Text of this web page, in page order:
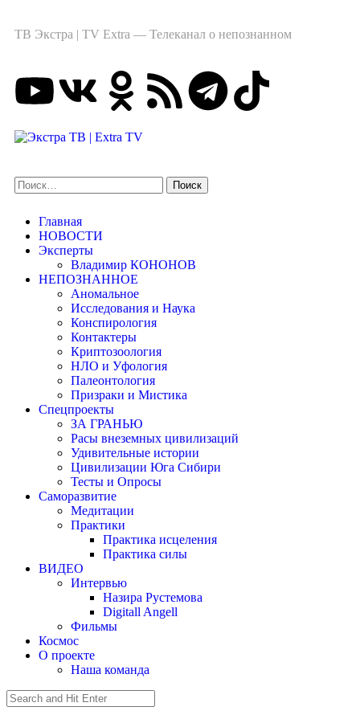
ТВ Экстра | TV Extra — Телеканал о непознанном
Главная
НОВОСТИ
Эксперты
Владимир КОНОНОВ
НЕПОЗНАННОЕ
Аномальное
Исследования и Наука
Конспирология
Контактеры
Криптозоология
НЛО и Уфология
Палеонтология
Призраки и Мистика
Спецпроекты
ЗА ГРАНЬЮ
Расы внеземных цивилизаций
Удивительные истории
Цивилизации Юга Сибири
Тесты и Опросы
Саморазвитие
Медитации
Практики
Практика исцеления
Практика силы
ВИДЕО
Интервью
Назира Рустемова
Digitall Angell
Фильмы
Космос
О проекте
Наша команда